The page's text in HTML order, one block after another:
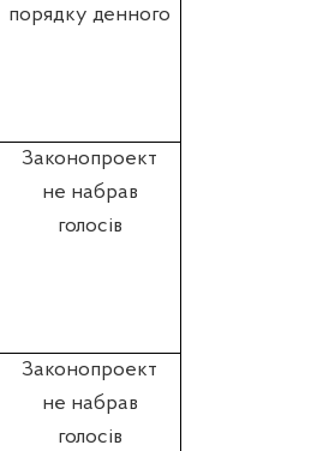
порядку денного
Законопроект
не набрав
голосів
Законопроект
не набрав
голосів